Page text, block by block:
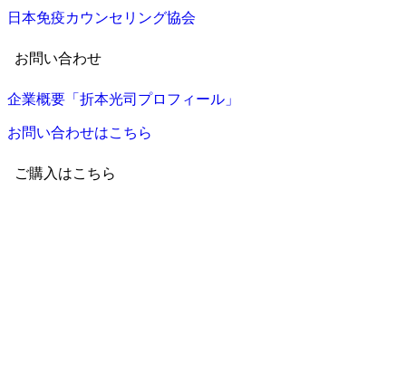
日本免疫カウンセリング協会
お問い合わせ
企業概要「折本光司プロフィール」
お問い合わせはこちら
ご購入はこちら